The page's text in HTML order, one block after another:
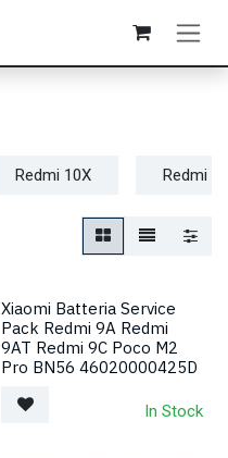
Redmi 10X Redmi
Xiaomi Batteria Service
Pack Redmi 9A Redmi
9AT Redmi 9C Poco M2
Pro BN56 46020000425D
In Stock